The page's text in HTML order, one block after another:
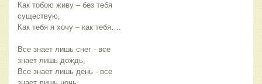
Как тобою живу – без тебя
существую,
Как тебя я хочу – как тебя….
Все знает лишь снег - все
знает лишь дождь,
Все знает лишь день - все